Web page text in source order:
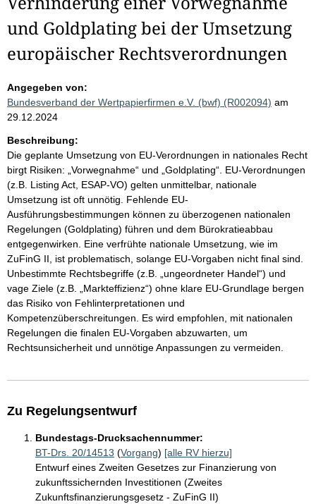
und Goldplating bei der Umsetzung
europäischer Rechtsverordnungen
Angegeben von:
Bundesverband der Wertpapierfirmen e.V. (bwf) (R002094) am
29.12.2024
Beschreibung:
Die geplante Umsetzung von EU-Verordnungen in nationales Recht
birgt Risiken: „Vorwegnahme“ und „Goldplating“. EU-Verordnungen
(z.B. Listing Act, ESAP-VO) gelten unmittelbar, nationale
Umsetzung ist oft unnötig. Fehlende EU-
Ausführungsbestimmungen können zu überzogenen nationalen
Regelungen (Goldplating) führen und dem Bürokratieabbau
entgegenwirken. Eine verfrühte nationale Umsetzung, wie im
ZuFinG II, ist problematisch, solange EU-Vorgaben nicht final sind.
Unbestimmte Rechtsbegriffe (z.B. „ungeordneter Handel“) und
vage Ziele (z.B. „Markteffizienz“) ohne klare EU-Grundlage bergen
das Risiko von Fehlinterpretationen und
Kompetenzüberschreitungen. Es wird empfohlen, mit nationalen
Regelungen die finalen EU-Vorgaben abzuwarten, um
Rechtsunsicherheit und unnötige Anpassungen zu vermeiden.
Zu Regelungsentwurf
Bundestags-Drucksachennummer:
BT-Drs. 20/14513 (Vorgang) [alle RV hierzu]
Entwurf eines Zweiten Gesetzes zur Finanzierung von
zukunftssichernden Investitionen (Zweites
Zukunftsfinanzierungsgesetz - ZuFinG II)